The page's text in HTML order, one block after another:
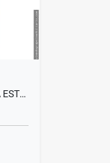
APARTAMENTO EN VENTA EN LA ESTRELLA, SECTOR ANCÓN